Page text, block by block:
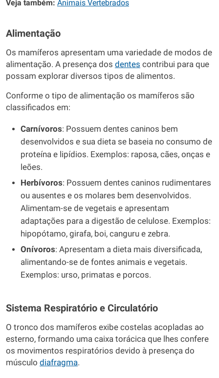
Veja também: Animais Vertebrados
Alimentação
Os mamíferos apresentam uma variedade de modos de
alimentação. A presença dos dentes contribui para que
possam explorar diversos tipos de alimentos.
Conforme o tipo de alimentação os mamíferos são
classificados em:
Carnívoros: Possuem dentes caninos bem
desenvolvidos e sua dieta se baseia no consumo de
proteína e lipídios. Exemplos: raposa, cães, onças e
leões.
Herbívoros: Possuem dentes caninos rudimentares
ou ausentes e os molares bem desenvolvidos.
Alimentam-se de vegetais e apresentam
adaptações para a digestão de celulose. Exemplos:
hipopótamo, girafa, boi, canguru e zebra.
Onívoros: Apresentam a dieta mais diversificada,
alimentando-se de fontes animais e vegetais.
Exemplos: urso, primatas e porcos.
Sistema Respiratório e Circulatório
O tronco dos mamíferos exibe costelas acopladas ao
esterno, formando uma caixa torácica que lhes confere
os movimentos respiratórios devido à presença do
músculo diafragma.